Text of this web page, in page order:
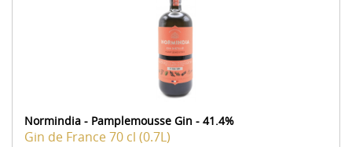
Normindia - Pamplemousse Gin - 41.4%
Gin de France70 cl (0.7L)